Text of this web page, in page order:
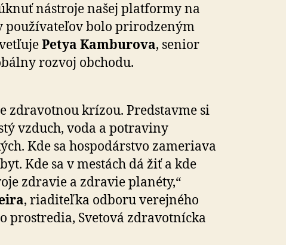
nástroje našej platformy na
používateľov bolo prirodzeným
Petya Kamburova, senior
rozvoj obchodu.
zdravotnou krízou. Predstavme si
vzduch, voda a potraviny
Kde sa hospodárstvo zameriava
Kde sa v mestách dá žiť a kde
zdravie a zdravie planéty,“
, riaditeľka odboru verejného
prostredia, Svetová zdravotnícka